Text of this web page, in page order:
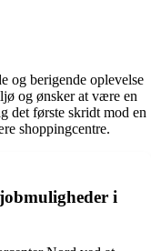
og berigende oplevelse
og ønsker at være en
det første skridt mod en
shoppingcentre.
i